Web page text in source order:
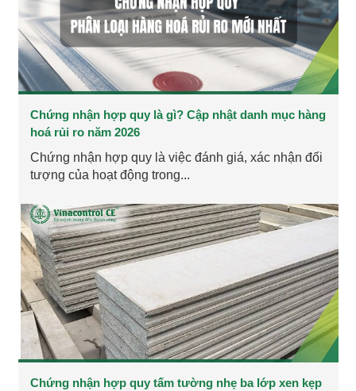
Chứng nhận hợp quy là gì? Cập nhật danh mục hàng
hoá rủi ro năm 2026
Chứng nhận hợp quy là việc đánh giá, xác nhận đối
tượng của hoạt động trong...
Chứng nhận hợp quy tấm tường nhẹ ba lớp xen kẹp